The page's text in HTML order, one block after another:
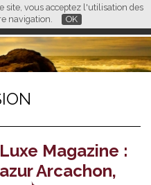
site, vous acceptez l'utilisation des
navigation.
OK
FR EN CN
Magazine :
Arcachon,